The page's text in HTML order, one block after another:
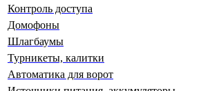
Контроль доступа
Домофоны
Шлагбаумы
Турникеты, калитки
Автоматика для ворот